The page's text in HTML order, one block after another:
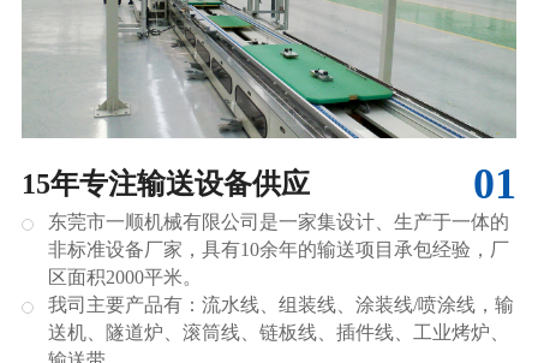
01
15年专注输送设备供应
东莞市一顺机械有限公司是一家集设计、生产于一体的
非标准设备厂家，具有10余年的输送项目承包经验，厂
区面积2000平米。
我司主要产品有：流水线、组装线、涂装线/喷涂线，输
送机、隧道炉、滚筒线、链板线、插件线、工业烤炉、